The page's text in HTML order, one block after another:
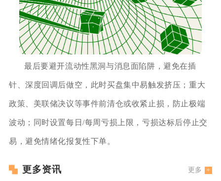
最后要避开流动性黑洞与消息面陷阱，避免在插
针、深度回调后做空，此时买盘集中易触发挤压；重大
政策、美联储决议等事件前清仓或收紧止损，防止极端
波动；同时设置每日/每周亏损上限，亏损达标后停止交
易，避免情绪化报复性下单。
更多资讯 更多